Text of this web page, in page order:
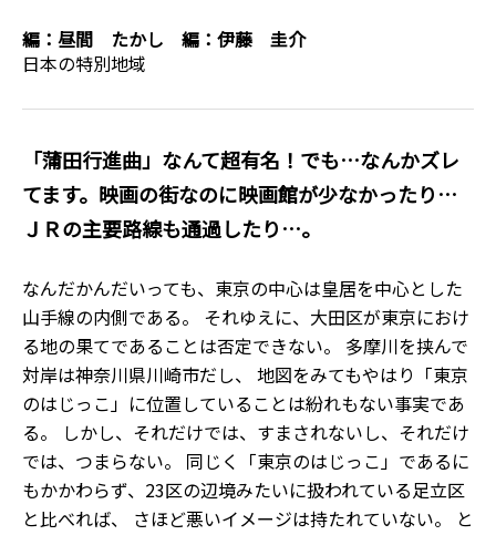
編： 昼間 たかし 編： 伊藤 圭介
日本の特別地域
「蒲田行進曲」なんて超有名！でも…なんかズレ
てます。映画の街なのに映画館が少なかったり…
ＪＲの主要路線も通過したり…。
なんだかんだいっても、東京の中心は皇居を中心とした
山手線の内側である。 それゆえに、大田区が東京におけ
る地の果てであることは否定できない。 多摩川を挟んで
対岸は神奈川県川崎市だし、 地図をみてもやはり「東京
のはじっこ」に位置していることは紛れもない事実であ
る。 しかし、それだけでは、すまされないし、それだけ
では、つまらない。 同じく「東京のはじっこ」であるに
もかかわらず、23区の辺境みたいに扱われている足立区
と比べれば、 さほど悪いイメージは持たれていない。 と